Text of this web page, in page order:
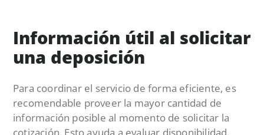
Información útil al solicitar
una deposición
Para coordinar el servicio de forma eficiente, es
recomendable proveer la mayor cantidad de
información posible al momento de solicitar la